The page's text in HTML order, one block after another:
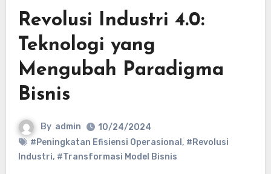
Revolusi Industri 4.0:
Teknologi yang
Mengubah Paradigma
Bisnis
By admin
10/24/2024
#Peningkatan Efisiensi Operasional , #Revolusi
Industri, #Transformasi Model Bisnis